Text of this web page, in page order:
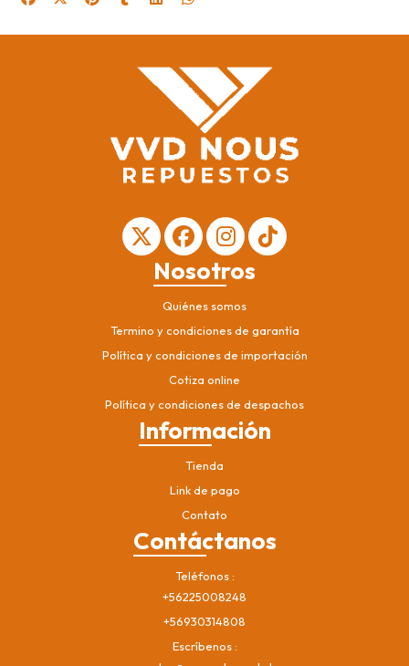
Nosotros
Quiénes somos
Termino y condiciones de garantía
Política y condiciones de importación
Cotiza online
Política y condiciones de despachos
Información
Tienda
Link de pago
Contato
Contáctanos
Teléfonos
+56225008248
+56930314808
Escríbenos